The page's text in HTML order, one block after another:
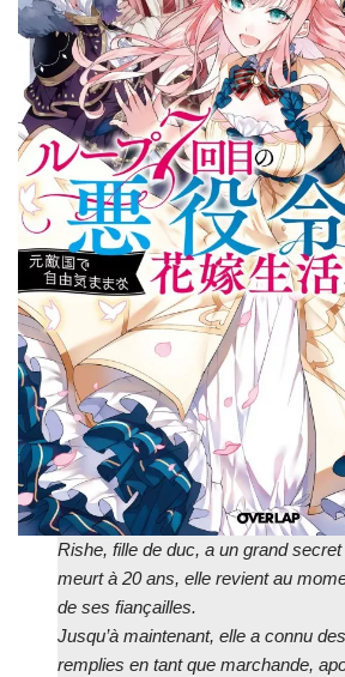
Rishe, fille de duc, a un grand
meurt à 20 ans, elle revient au
de ses fiançailles.
Jusqu’à maintenant, elle a connu
remplies en tant que marchande,